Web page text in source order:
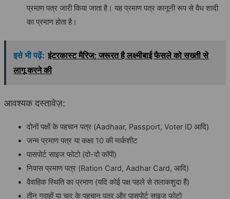
प्रमाण पत्र जारी किया जाता है। यह प्रमाण पत्र कानूनी रूप से वैध शादी
का प्रमाण होता है।
इसे भी पढ़ें: इंटरकास्ट मैरिज; जरूरत है लक्ष्मीबाई फैसले को सख्ती से
लागू करने की
आवश्यक दस्तावेज़:
दोनों पक्षों के पहचान पत्र (Aadhaar, Passport, Voter ID आदि)
जन्म प्रमाण पत्र या कक्षा 10 की मार्कशीट
पासपोर्ट साइज फोटो (दो-दो कॉपी)
निवास प्रमाण पत्र (Ration Card, Aadhar Card, आदि)
वैवाहिक स्थिति का प्रमाण (यदि कोई पक्ष पहले से तलाकशुदा हैं)
तीन गवाहों या चार के पहचान पत्र और पासपोर्ट साइज फोटो